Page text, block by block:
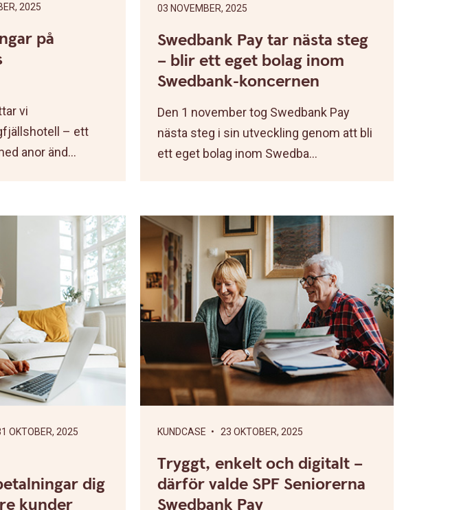
2025
på
vi
– ett
anor änd...
03 NOVEMBER, 2025
Swedbank Pay tar nästa steg
– blir ett eget bolag inom
Swedbank-koncernen
Den 1 november tog Swedbank Pay
nästa steg i sin utveckling genom att bli
ett eget bolag inom Swedba...
OKTOBER, 2025
dig
kunder
KUNDCASE • 23 OKTOBER, 2025
Tryggt, enkelt och digitalt –
därför valde SPF Seniorerna
Swedbank Pay